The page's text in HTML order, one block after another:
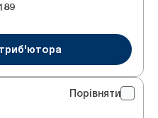
Порівняти